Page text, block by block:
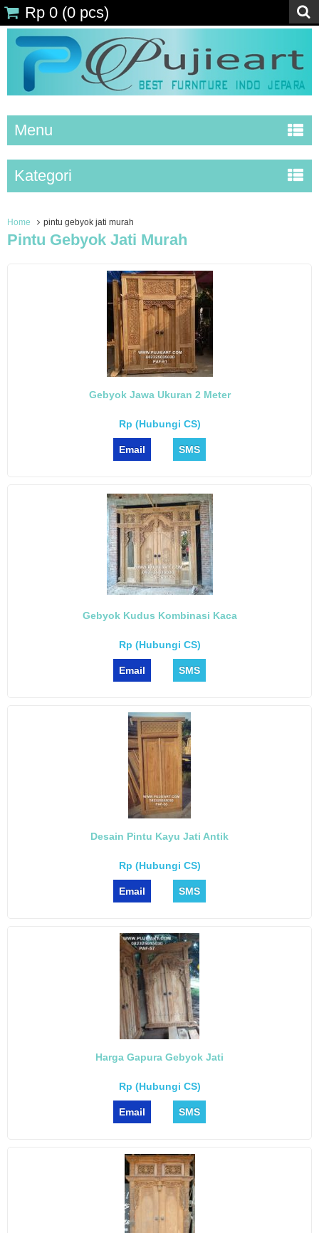
Rp 0 (0 pcs)
Menu
Kategori
Home pintu gebyok jati murah
Pintu Gebyok Jati Murah
Gebyok Jawa Ukuran 2 Meter
Rp (Hubungi CS)
Email SMS
Gebyok Kudus Kombinasi Kaca
Rp (Hubungi CS)
Email SMS
Desain Pintu Kayu Jati Antik
Rp (Hubungi CS)
Email SMS
Harga Gapura Gebyok Jati
Rp (Hubungi CS)
Email SMS